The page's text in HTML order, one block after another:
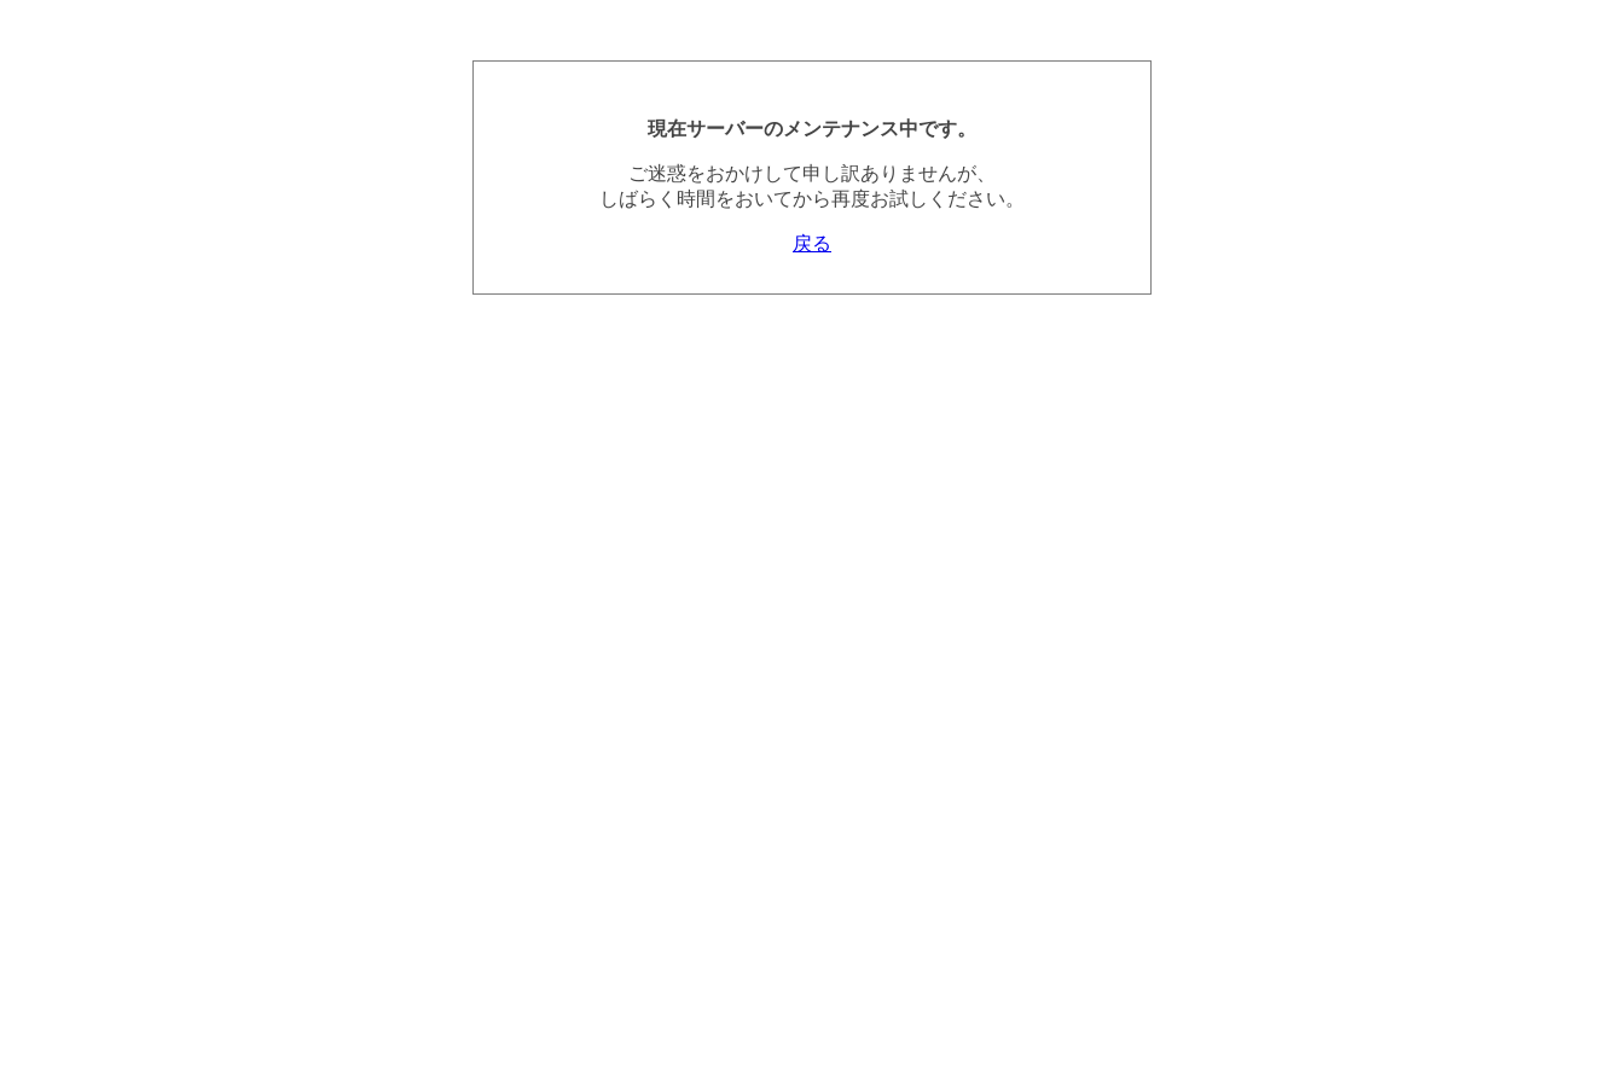
現在サーバーのメンテナンス中です。
ご迷惑をおかけして申し訳ありませんが、
しばらく時間をおいてから再度お試しください。
戻る